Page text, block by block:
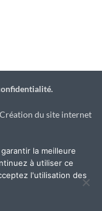
du site internet
la meilleure
à utiliser ce
l'utilisation des